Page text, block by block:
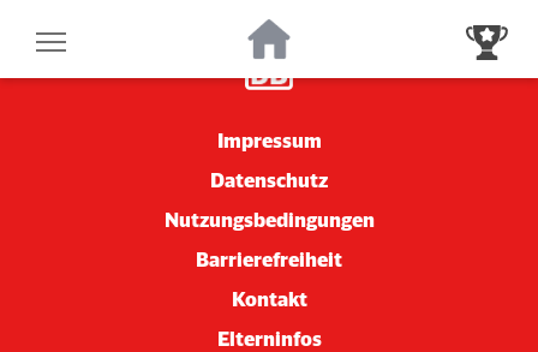
Impressum
Datenschutz
Nutzungsbedingungen
Barrierefreiheit
Kontakt
Elterninfos